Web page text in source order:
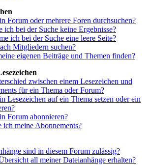
Forum oder mehrere Foren durchsuchen?
ich bei der Suche keine Ergebnisse?
ich bei der Suche eine leere Seite?
Mitgliedern suchen?
eigenen Beiträge und Themen finden?
zwischen einem Lesezeichen und
für ein Thema oder Forum?
Lesezeichen auf ein Thema setzen oder ein
Forum abonnieren?
ich meine Abonnements?
sind in diesem Forum zulässig?
all meiner Dateianhänge erhalten?